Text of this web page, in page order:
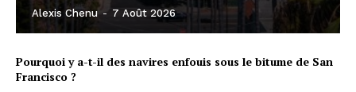
Alexis Chenu - 7 Août 2026
Pourquoi y a-t-il des navires enfouis sous le bitume de San
Francisco ?